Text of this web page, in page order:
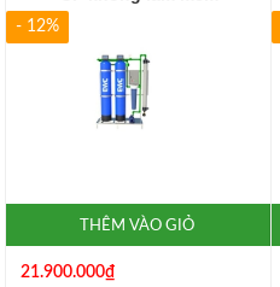
- 12%
THÊM VÀO GIỎ
21.900.000₫